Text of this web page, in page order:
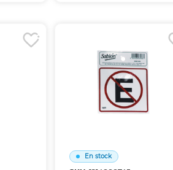
En stock